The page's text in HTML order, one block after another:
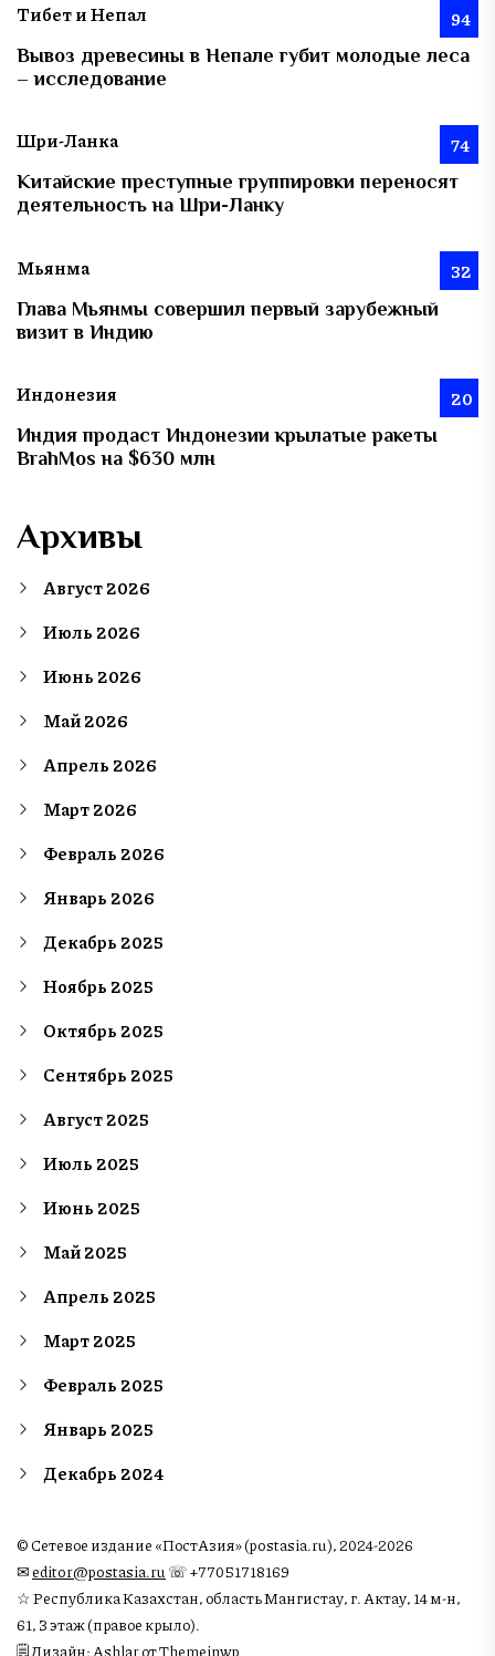
Тибет и Непал 94
Вывоз древесины в Непале губит молодые леса
– исследование
Шри-Ланка 74
Китайские преступные группировки переносят
деятельность на Шри-Ланку
Мьянма 32
Глава Мьянмы совершил первый зарубежный
визит в Индию
Индонезия 20
Индия продаст Индонезии крылатые ракеты
BrahMos на $630 млн
Архивы
Август 2026
Июль 2026
Июнь 2026
Май 2026
Апрель 2026
Март 2026
Февраль 2026
Январь 2026
Декабрь 2025
Ноябрь 2025
Октябрь 2025
Сентябрь 2025
Август 2025
Июль 2025
Июнь 2025
Май 2025
Апрель 2025
Март 2025
Февраль 2025
Январь 2025
Декабрь 2024
© Сетевое издание «ПостАзия» (postasia.ru), 2024-2026
✉︎editor@postasia.ru ☏ +77051718169
☆ Республика Казахстан, область Мангистау, г. Актау, 14 м-н,
61, 3 этаж (правое крыло).
🗒 Дизайн: Ashlar от Themeinwp